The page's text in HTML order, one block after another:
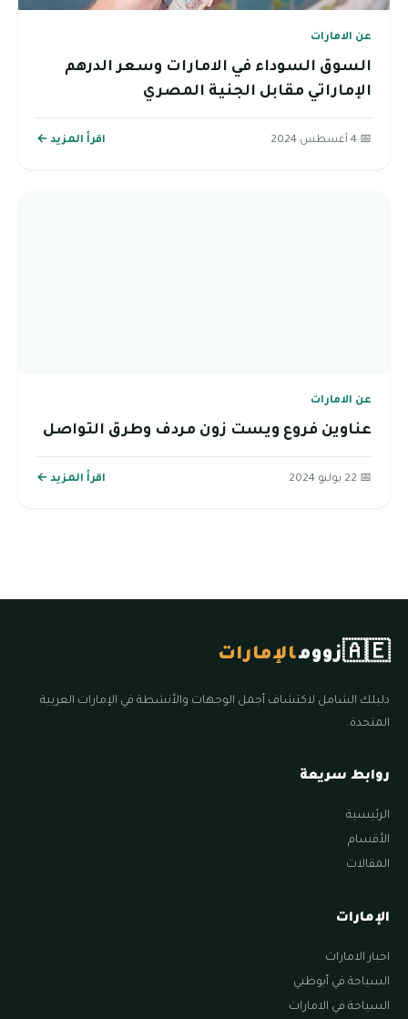
عن الامارات
السوق السوداء في الامارات وسعر الدرهم
الإماراتي مقابل الجنية المصري
📅 4 أغسطس 2024 اقرأ المزيد ←
عن الامارات
عناوين فروع ويست زون مردف وطرق التواصل
📅 22 يوليو 2024 اقرأ المزيد ←
🇦🇪زوومالإمارات
دليلك الشامل لاكتشاف أجمل الوجهات والأنشطة في الإمارات العربية
المتحدة.
روابط سريعة
الرئيسية
الأقسام
المقالات
الإمارات
اخبار الامارات
السياحة في أبوظبي
السياحة في الامارات